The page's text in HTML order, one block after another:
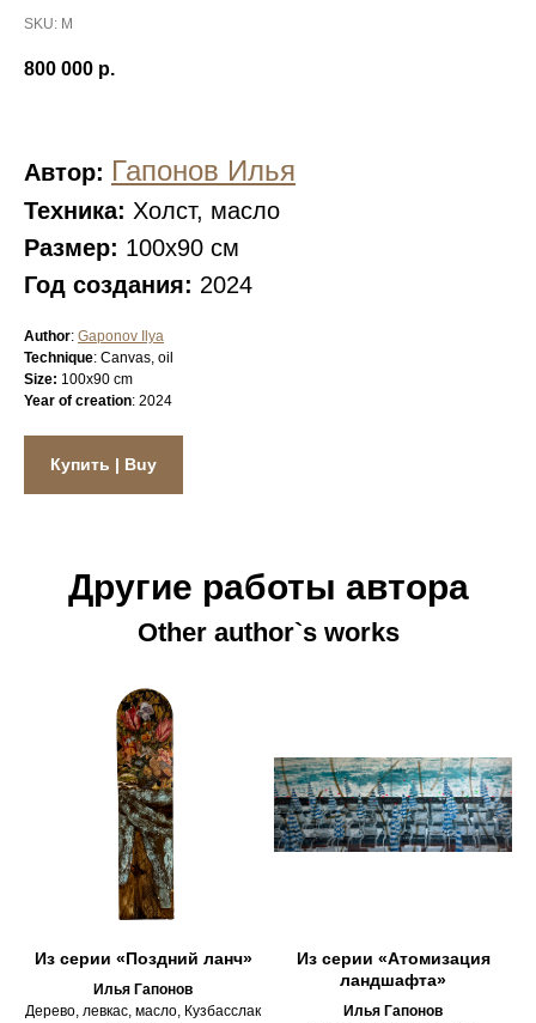
SKU: М
800 000 р.
Автор: Гапонов Илья
Техника: Холст, масло
Размер: 100х90 см
Год создания: 2024
Author: Gaponov Ilya
Technique: Canvas, oil
Size: 100x90 cm
Year of creation: 2024
Купить | Buy
Другие работы автора
Other author`s works
Из серии «Поздний ланч»
Илья Гапонов
Дерево, левкас, масло, Кузбасслак
Из серии «Атомизация
ландшафта»
Илья Гапонов